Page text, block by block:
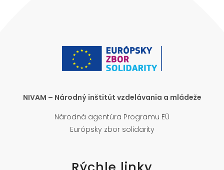
NIVAM – Národný inštitút vzdelávania a mládeže
Národná agentúra Programu EÚ
Európsky zbor solidarity